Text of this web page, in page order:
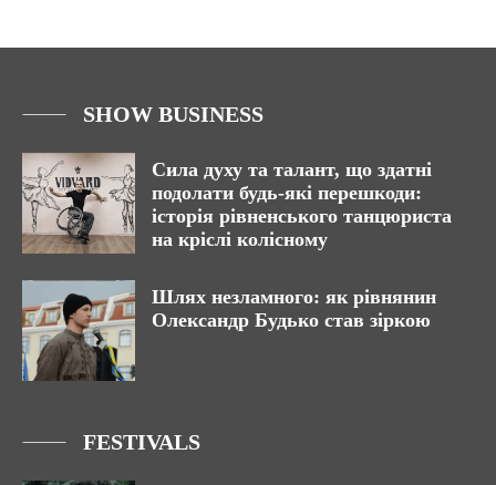
SHOW BUSINESS
Сила духу та талант, що здатні
подолати будь-які перешкоди:
історія рівненського танцюриста
на кріслі колісному
Шлях незламного: як рівнянин
Олександр Будько став зіркою
FESTIVALS